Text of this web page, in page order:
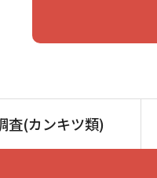
査(カンキツ類)